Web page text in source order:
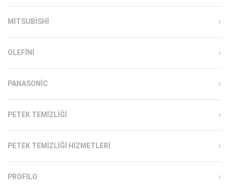
MITSUBISHI
OLEFINI
PANASONIC
PETEK TEMIZLIĞI
PETEK TEMIZLIĞI HIZMETLERI
PROFILO